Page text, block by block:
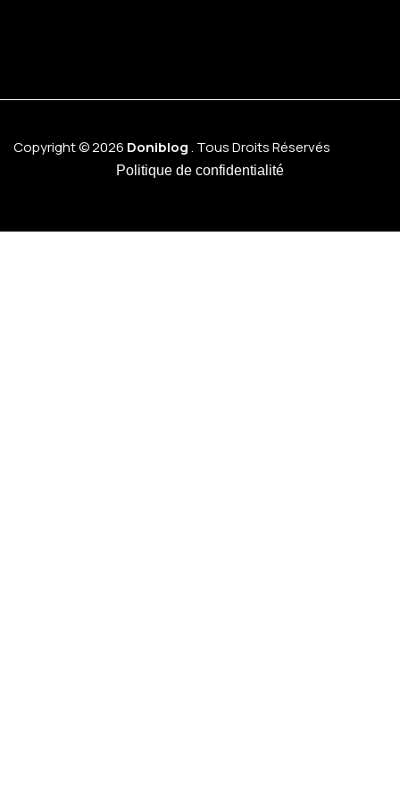
Copyright © 2026 Doniblog. Tous Droits Réservés
Politique de confidentialité